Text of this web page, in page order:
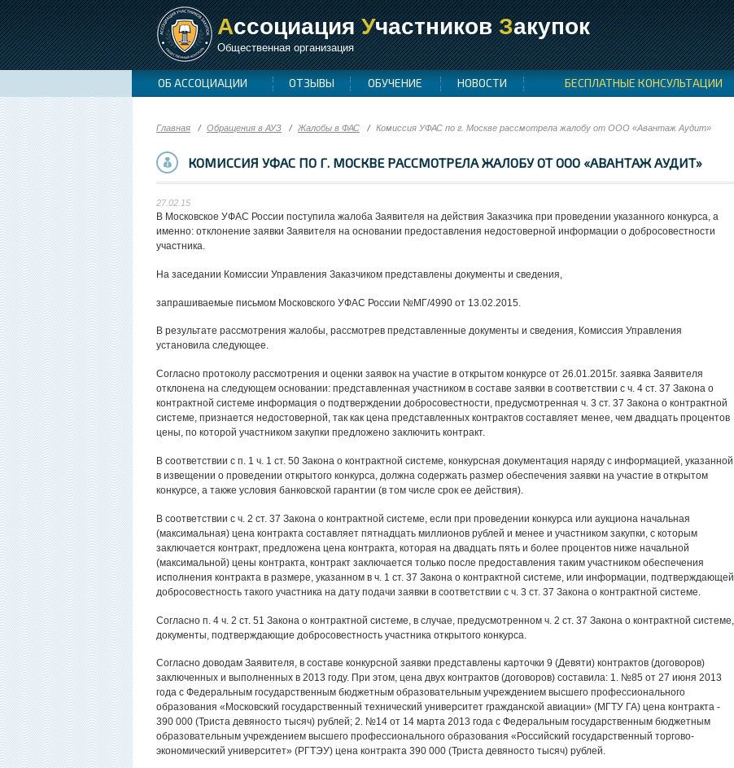
АссоциацияУчастниковЗакупок
Общественная организация
ОБ АССОЦИАЦИИ ОТЗЫВЫ ОБУЧЕНИЕ НОВОСТИ БЕСПЛАТНЫЕ КОНСУЛЬТАЦИИ
Главная Обращения в АУЗ Жалобы в ФАС Комиссия УФАС по г. Москве рассмотрела жалобу от ООО «Авантаж Аудит»
КОМИССИЯ УФАС ПО Г. МОСКВЕ РАССМОТРЕЛА ЖАЛОБУ ОТ ООО «АВАНТАЖ АУДИТ»
27.02.15
В Московское УФАС России поступила жалоба Заявителя на действия Заказчика при проведении указанного конкурса, а
именно: отклонение заявки Заявителя на основании предоставления недостоверной информации о добросовестности
участника.
На заседании Комиссии Управления Заказчиком представлены документы и сведения,
запрашиваемые письмом Московского УФАС России №МГ/4990 от 13.02.2015.
В результате рассмотрения жалобы, рассмотрев представленные документы и сведения, Комиссия Управления
установила следующее.
Согласно протоколу рассмотрения и оценки заявок на участие в открытом конкурсе от 26.01.2015г. заявка Заявителя
отклонена на следующем основании: представленная участником в составе заявки в соответствии с ч. 4 ст. 37 Закона о
контрактной системе информация о подтверждении добросовестности, предусмотренная ч. 3 ст. 37 Закона о контрактной
системе, признается недостоверной, так как цена представленных контрактов составляет менее, чем двадцать процентов
цены, по которой участником закупки предложено заключить контракт.
В соответствии с п. 1 ч. 1 ст. 50 Закона о контрактной системе, конкурсная документация наряду с информацией, указанной
в извещении о проведении открытого конкурса, должна содержать размер обеспечения заявки на участие в открытом
конкурсе, а также условия банковской гарантии (в том числе срок ее действия).
В соответствии с ч. 2 ст. 37 Закона о контрактной системе, если при проведении конкурса или аукциона начальная
(максимальная) цена контракта составляет пятнадцать миллионов рублей и менее и участником закупки, с которым
заключается контракт, предложена цена контракта, которая на двадцать пять и более процентов ниже начальной
(максимальной) цены контракта, контракт заключается только после предоставления таким участником обеспечения
исполнения контракта в размере, указанном в ч. 1 ст. 37 Закона о контрактной системе, или информации, подтверждающей
добросовестность такого участника на дату подачи заявки в соответствии с ч. 3 ст. 37 Закона о контрактной системе.
Согласно п. 4 ч. 2 ст. 51 Закона о контрактной системе, в случае, предусмотренном ч. 2 ст. 37 Закона о контрактной системе,
документы, подтверждающие добросовестность участника открытого конкурса.
Согласно доводам Заявителя, в составе конкурсной заявки представлены карточки 9 (Девяти) контрактов (договоров)
заключенных и выполненных в 2013 году. При этом, цена двух контрактов (договоров) составила: 1. №85 от 27 июня 2013
года с Федеральным государственным бюджетным образовательным учреждением высшего профессионального
образования «Московский государственный технический университет гражданской авиации» (МГТУ ГА) цена контракта -
390 000 (Триста девяносто тысяч) рублей; 2. №14 от 14 марта 2013 года с Федеральным государственным бюджетным
образовательным учреждением высшего профессионального образования «Российский государственный торгово-
экономический университет» (РГТЭУ) цена контракта 390 000 (Триста девяносто тысяч) рублей.